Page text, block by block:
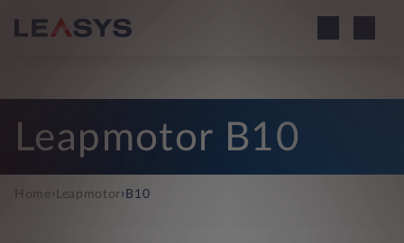
Leapmotor B10
Home› Leapmotor› B10